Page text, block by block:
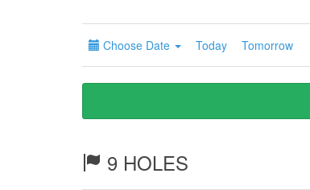
Choose Date Today Tomorrow
9 HOLES